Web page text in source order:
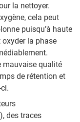
la nettoyer.
cela peut
puisqu’à haute
oxyder la phase
mauvaise qualité
de rétention et
des traces